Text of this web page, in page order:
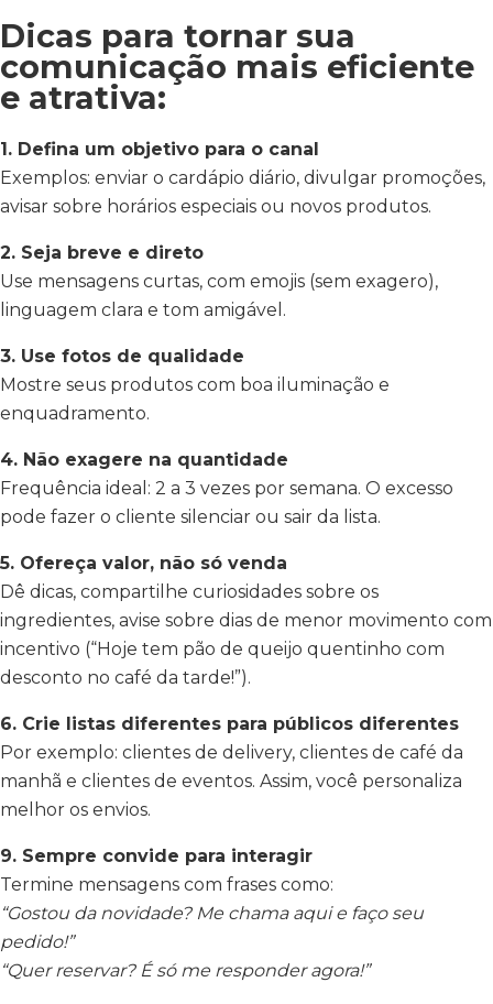
Dicas para tornar sua
comunicação mais eficiente
e atrativa:
1. Defina um objetivo para o canal
Exemplos: enviar o cardápio diário, divulgar promoções,
avisar sobre horários especiais ou novos produtos.
2. Seja breve e direto
Use mensagens curtas, com emojis (sem exagero),
linguagem clara e tom amigável.
3. Use fotos de qualidade
Mostre seus produtos com boa iluminação e
enquadramento.
4. Não exagere na quantidade
Frequência ideal: 2 a 3 vezes por semana. O excesso
pode fazer o cliente silenciar ou sair da lista.
5. Ofereça valor, não só venda
Dê dicas, compartilhe curiosidades sobre os
ingredientes, avise sobre dias de menor movimento com
incentivo (“Hoje tem pão de queijo quentinho com
desconto no café da tarde!”).
6. Crie listas diferentes para públicos diferentes
Por exemplo: clientes de delivery, clientes de café da
manhã e clientes de eventos. Assim, você personaliza
melhor os envios.
9. Sempre convide para interagir
Termine mensagens com frases como:
“Gostou da novidade? Me chama aqui e faço seu
pedido!”
“Quer reservar? É só me responder agora!”